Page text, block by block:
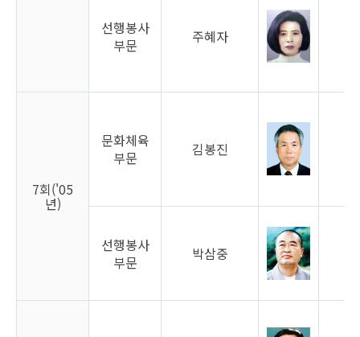
선행봉사
부문
주혜자
7회('05
년)
문화체육
부문
김봉진
선행봉사
부문
박삼중